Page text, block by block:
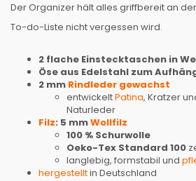
Der Organizer hält alles griffbereit an
To-do-Liste nicht vergessen wird.
2 flache Einstecktaschen in
Öse aus Edelstahl zum
2 mm Rindleder gewachst
entwickeltPatina, Kratzer
Naturleder
Filz: 5 mmWollfilz
100 % Schurwolle
Oeko-Tex Standard 100
langlebig, formstabil und
hergestelltin Deutschland